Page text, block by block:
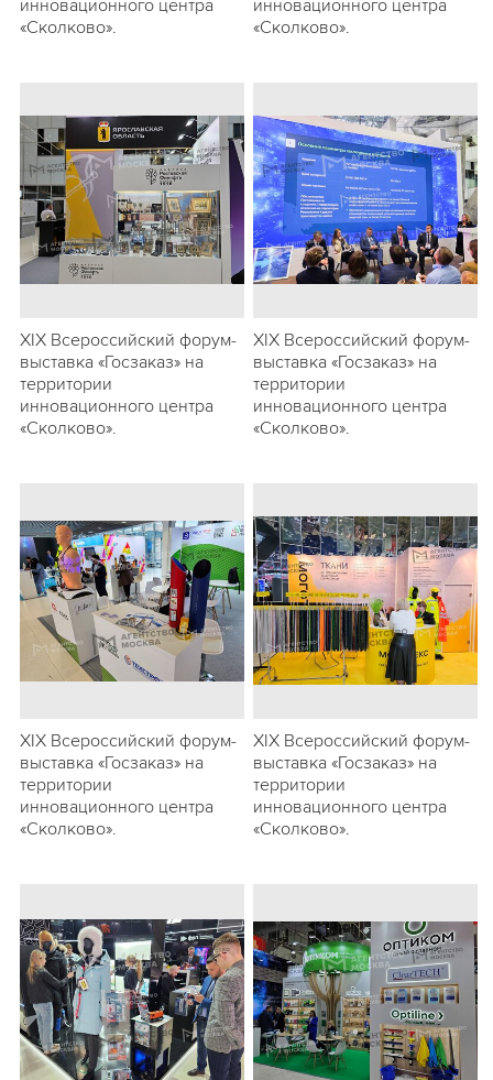
инновационного центра
«Сколково».
инновационного центра
«Сколково».
ХIХ Всероссийский форум-
выставка «Госзаказ» на
территории
инновационного центра
«Сколково».
ХIХ Всероссийский форум-
выставка «Госзаказ» на
территории
инновационного центра
«Сколково».
ХIХ Всероссийский форум-
выставка «Госзаказ» на
территории
инновационного центра
«Сколково».
ХIХ Всероссийский форум-
выставка «Госзаказ» на
территории
инновационного центра
«Сколково».